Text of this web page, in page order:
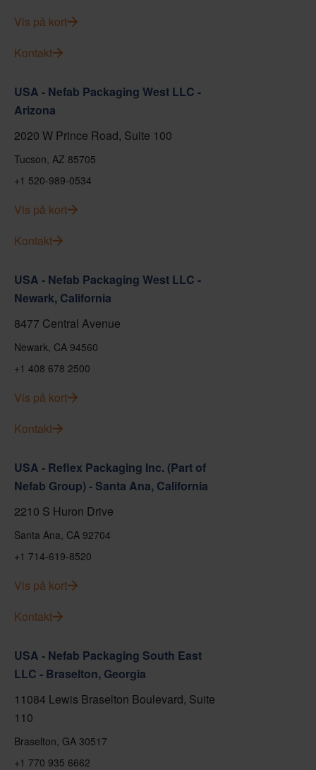
Vis på kort
Kontakt
USA - Nefab Packaging West LLC -
Arizona
2020 W Prince Road, Suite 100
Tucson, AZ 85705
+1 520-989-0534
Vis på kort
Kontakt
USA - Nefab Packaging West LLC -
Newark, California
8477 Central Avenue
Newark, CA 94560
+1 408 678 2500
Vis på kort
Kontakt
USA - Reflex Packaging Inc. (Part of
Nefab Group) - Santa Ana, California
2210 S Huron Drive
Santa Ana, CA 92704
+1 714-619-8520
Vis på kort
Kontakt
USA - Nefab Packaging South East
LLC - Braselton, Georgia
11084 Lewis Braselton Boulevard, Suite
110
Braselton, GA 30517
+1 770 935 6662